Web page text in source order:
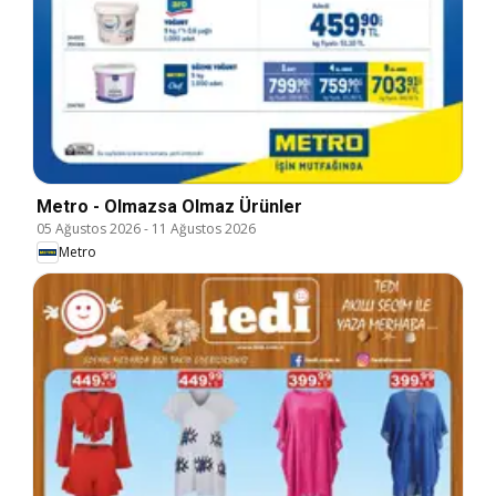
Metro - Olmazsa Olmaz Ürünler
05 Ağustos 2026- 11 Ağustos 2026
Metro